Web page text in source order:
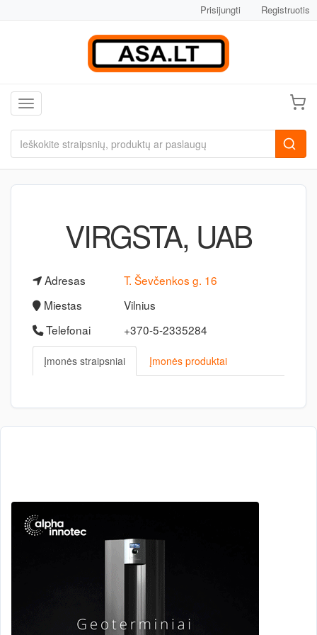
Prisijungti Registruotis
Toggle navigation
VIRGSTA, UAB
Adresas
T. Ševčenkos g. 16
Miestas
Vilnius
Telefonai
+370-5-2335284
Įmonės straipsniai Įmonės produktai